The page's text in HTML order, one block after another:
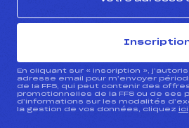
En cliquant sur « inscription »,
adresse email pour m’envoyer
de la FFS, qui peut contenir des
promotionnelles de la FFS ou de ses
d’informations sur les modalités
la gestion de vos données, cliquez ici